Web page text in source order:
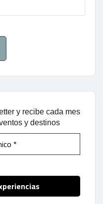
y recibe cada mes
y destinos